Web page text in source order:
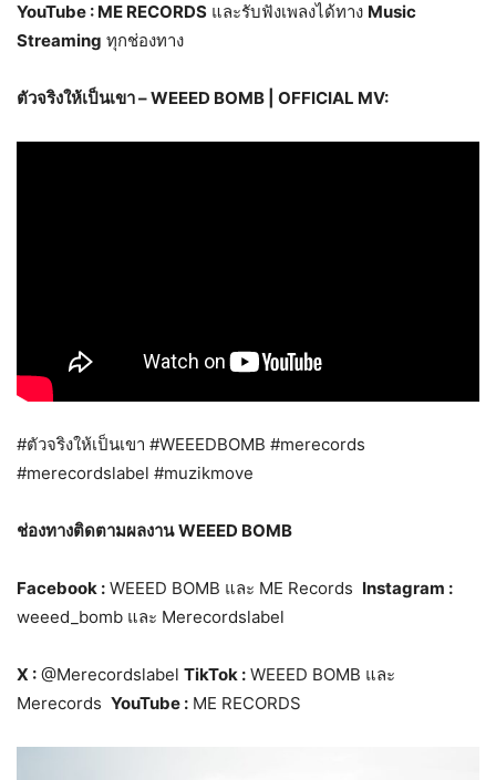
YouTube : ME RECORDS และรับฟังเพลงได้ทาง Music
Streaming ทุกช่องทาง
ตัวจริงให้เป็นเขา–WEEED BOMB | OFFICIAL MV:
#ตัวจริงให้เป็นเขา #WEEEDBOMB #merecords
#merecordslabel #muzikmove
ช่องทางติดตามผลงาน WEEED BOMB
Facebook : WEEED BOMB และ ME Records Instagram :
weeed_bomb และ Merecordslabel
X : @Merecordslabel TikTok : WEEED BOMB และ
Merecords YouTube : ME RECORDS